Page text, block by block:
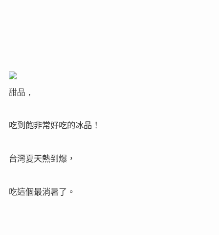
甜品，
吃到飽非常好吃的冰品！
台灣夏天熱到爆，
吃這個最消暑了。